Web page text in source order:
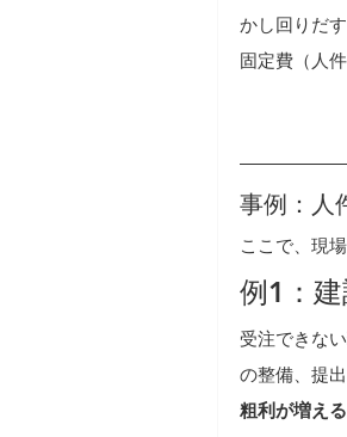
かし回りだす
固定費（人
事例：人
ここで、現
例1：
受注できな
の整備、提
粗利が増える